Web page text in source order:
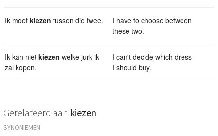
Ik moet kiezen tussen die twee.
I have to choose between
these two.
Ik kan niet kiezen welke jurk ik
zal kopen.
I can't decide which dress
I should buy.
Gerelateerd aan kiezen
SYNONIEMEN